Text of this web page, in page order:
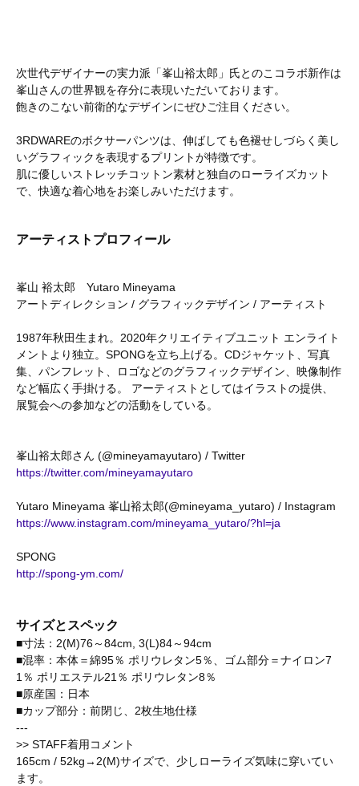
次世代デザイナーの実力派「峯山裕太郎」氏とのこコラボ新作は
峯山さんの世界観を存分に表現いただいております。
飽きのこない前衛的なデザインにぜひご注目ください。
3RDWAREのボクサーパンツは、伸ばしても色褪せしづらく美し
いグラフィックを表現するプリントが特徴です。
肌に優しいストレッチコットン素材と独自のローライズカット
で、快適な着心地をお楽しみいただけます。
アーティストプロフィール
峯山 裕太郎 Yutaro Mineyama
アートディレクション / グラフィックデザイン / アーティスト
1987年秋田生まれ。2020年クリエイティブユニット エンライト
メントより独立。SPONGを立ち上げる。CDジャケット、写真
集、パンフレット、ロゴなどのグラフィックデザイン、映像制作
など幅広く手掛ける。 アーティストとしてはイラストの提供、
展覧会への参加などの活動をしている。
峯山裕太郎さん (@mineyamayutaro) / Twitter
https://twitter.com/mineyamayutaro
Yutaro Mineyama 峯山裕太郎(@mineyama_yutaro) / Instagram
https://www.instagram.com/mineyama_yutaro/?hl=ja
SPONG
http://spong-ym.com/
サイズとスペック
■寸法：2(M)76～84cm, 3(L)84～94cm
■混率：本体＝綿95％ ポリウレタン5％、ゴム部分＝ナイロン7
1％ ポリエステル21％ ポリウレタン8％
■原産国：日本
■カップ部分：前閉じ、2枚生地仕様
---
>> STAFF着用コメント
165cm / 52kg→2(M)サイズで、少しローライズ気味に穿いてい
ます。